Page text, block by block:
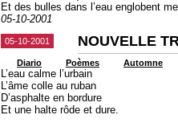
Et des bulles dans l’eau englobent
05-10-2001
05-10-2001 NOUVELLE
Diario Poèmes Automne
L’eau calme l’urbain
L’âme colle au ruban
D’asphalte en bordure
Et une halte rôde et dure.